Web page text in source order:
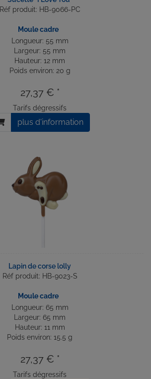
Réf produit: HB-9066-PC
Moule cadre
Longueur: 55 mm
Largeur: 55 mm
Hauteur: 12 mm
Poids environ: 20 g
27,37 € *
Tarifs dégressifs
plus d'information
Lapin de corse lolly
Réf produit: HB-9023-S
Moule cadre
Longueur: 65 mm
Largeur: 65 mm
Hauteur: 11 mm
Poids environ: 15.5 g
27,37 € *
Tarifs dégressifs